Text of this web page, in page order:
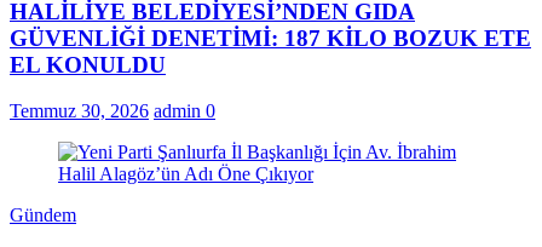
HALİLİYE BELEDİYESİ’NDEN GIDA
GÜVENLİĞİ DENETİMİ: 187 KİLO BOZUK ETE
EL KONULDU
Temmuz 30, 2026 admin 0
Gündem